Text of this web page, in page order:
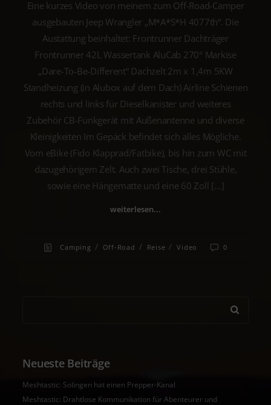
Eine kurzes Video von meinem zum Off-Road-Camper
ausgebauten Jeep Wrangler „M*A*S*H 4077th“. Die
Austattung beinhaltet: Frontrunner Dachträger
Frontrunner 42L Wassertank AluCab 270° Markise
„Dare-To-Be-Different“ Dachzelt 2m x 1,4m 5KW
Standheizung (in Alubox auf dem Dach) Airline Schienen
rechts und links für Dieselkanister und weiteres
Zubehör CB-Funkgerät mit Außenantenne und diverse
Kleinigkeiten Im Gepäck befindet sich alles Mögliche.
Vom eBike (Fido Klapprad/Fatbike), bis hin zum WC mit
dazugehörigem Zelt. Auch zwei Tische, drei Stühle,
sowie eine Hängematte und eine 60 Zoll […]
weiterlesen...
Camping / Off-Road / Reise /Video 0
Neueste Beiträge
Meshtastic: Solingen hat einen Prepper-Kanal
Meshtastic: Drahtlose Kommunikation für Abenteurer und